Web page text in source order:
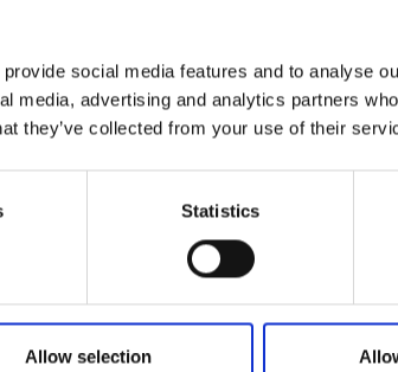
social media features and to analyse
media, advertising and analytics partners
they’ve collected from your use of their
Statistics
Allow selection
på Karlsfors.
Läs mer
och
ut